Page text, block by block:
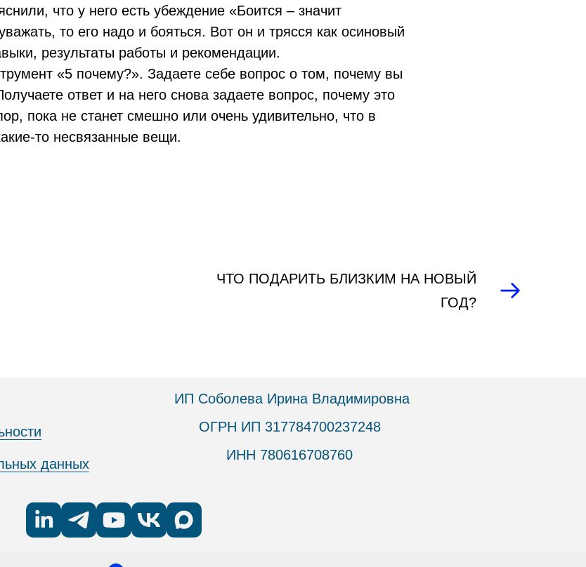
что у него есть убеждение «Боится – значит
то его надо и бояться. Вот он и трясся как осиновый
результаты работы и рекомендации.
«5 почему?». Задаете себе вопрос о том, почему вы
ответ и на него снова задаете вопрос, почему это
пока не станет смешно или очень удивительно, что в
то несвязанные вещи.
ЧТО ПОДАРИТЬ БЛИЗКИМ НА НОВЫЙ
ГОД?
данных
ИП Соболева Ирина Владимировна
ОГРН ИП 317784700237248
ИНН 780616708760